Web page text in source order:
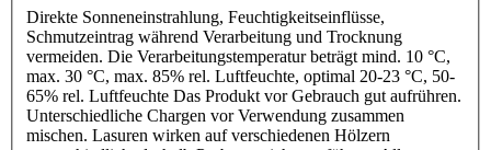
Direkte Sonneneinstrahlung, Feuchtigkeitseinflüsse,
Schmutzeintrag während Verarbeitung und Trocknung
vermeiden. Die Verarbeitungstemperatur beträgt mind. 10 °C,
max. 30 °C, max. 85% rel. Luftfeuchte, optimal 20-23 °C, 50-
65% rel. Luftfeuchte Das Produkt vor Gebrauch gut aufrühren.
Unterschiedliche Chargen vor Verwendung zusammen
mischen. Lasuren wirken auf verschiedenen Hölzern